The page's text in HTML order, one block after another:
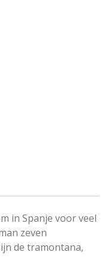
in Spanje voor veel
zeven
de tramontana,